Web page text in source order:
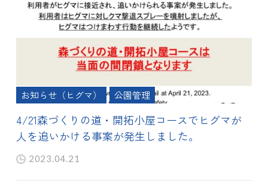
お知らせ（ヒグマ） 公園管理
4/21森づくりの道・開拓小屋コースでヒグマが
人を追いかける事案が発生しました。
2023.04.21